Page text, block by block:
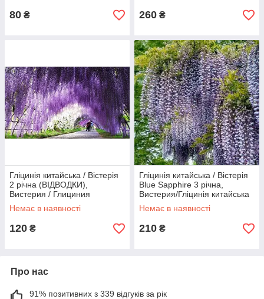
80 ₴ 260 ₴
Гліцинія китайська / Вістерія
2 річна (ВІДВОДКИ),
Вистерия / Глициния
китайская ОТВОДКИ, Wisteria
sinensis
Немає в наявності
120 ₴
Гліцинія китайська / Вістерія
Blue Sapphire 3 річна,
Вистерия/Гліцинія китайська
Блю Сапфір, Wisteria sinensis
Немає в наявності
210 ₴
Про нас
91% позитивних з 339 відгуків за рік